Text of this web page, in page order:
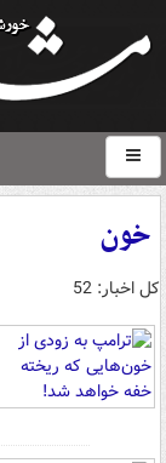
خون
کل اخبار: 52